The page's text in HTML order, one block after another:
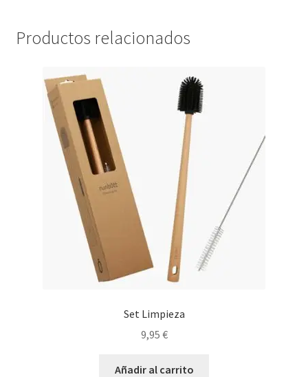
Productos relacionados
Set Limpieza
9,95 €
Añadir al carrito